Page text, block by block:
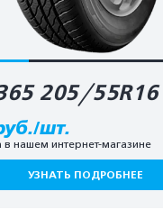
205/55R16
шт.
нашем интернет-магазине
УЗНАТЬ ПОДРОБНЕЕ